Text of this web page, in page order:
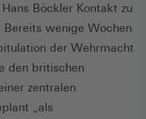
Böckler Kontakt zu
wenige Wochen
der Wehrmacht
den britischen
zentralen
„als